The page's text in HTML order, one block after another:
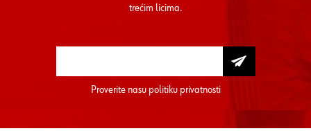
trećim licima.
Proverite nasu politiku privatnosti